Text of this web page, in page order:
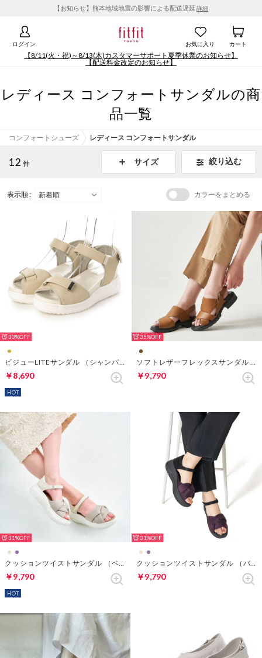
【お知らせ】熊本地域地震の影響による配送遅延 詳細
ログイン お気に入り カート
【8/11(火・祝)～8/13(木)カスタマーサポート夏季休業のお知らせ】
【配送料金改定のお知らせ】
レディース コンフォートサンダルの商
品一覧
コンフォートシューズ レディース コンフォートサンダル
12 件 サイズ 絞り込む
表示順 : カラーをまとめる
33%
ビジューLITEサンダル （シャンパン）
￥8,690
HOT
35%
ソフトレザーフレックスサンダル （キャメル）
￥9,790
31%
￥9,790
HOT
31%
クッションツイストサンダル （バイオレット）
￥9,790